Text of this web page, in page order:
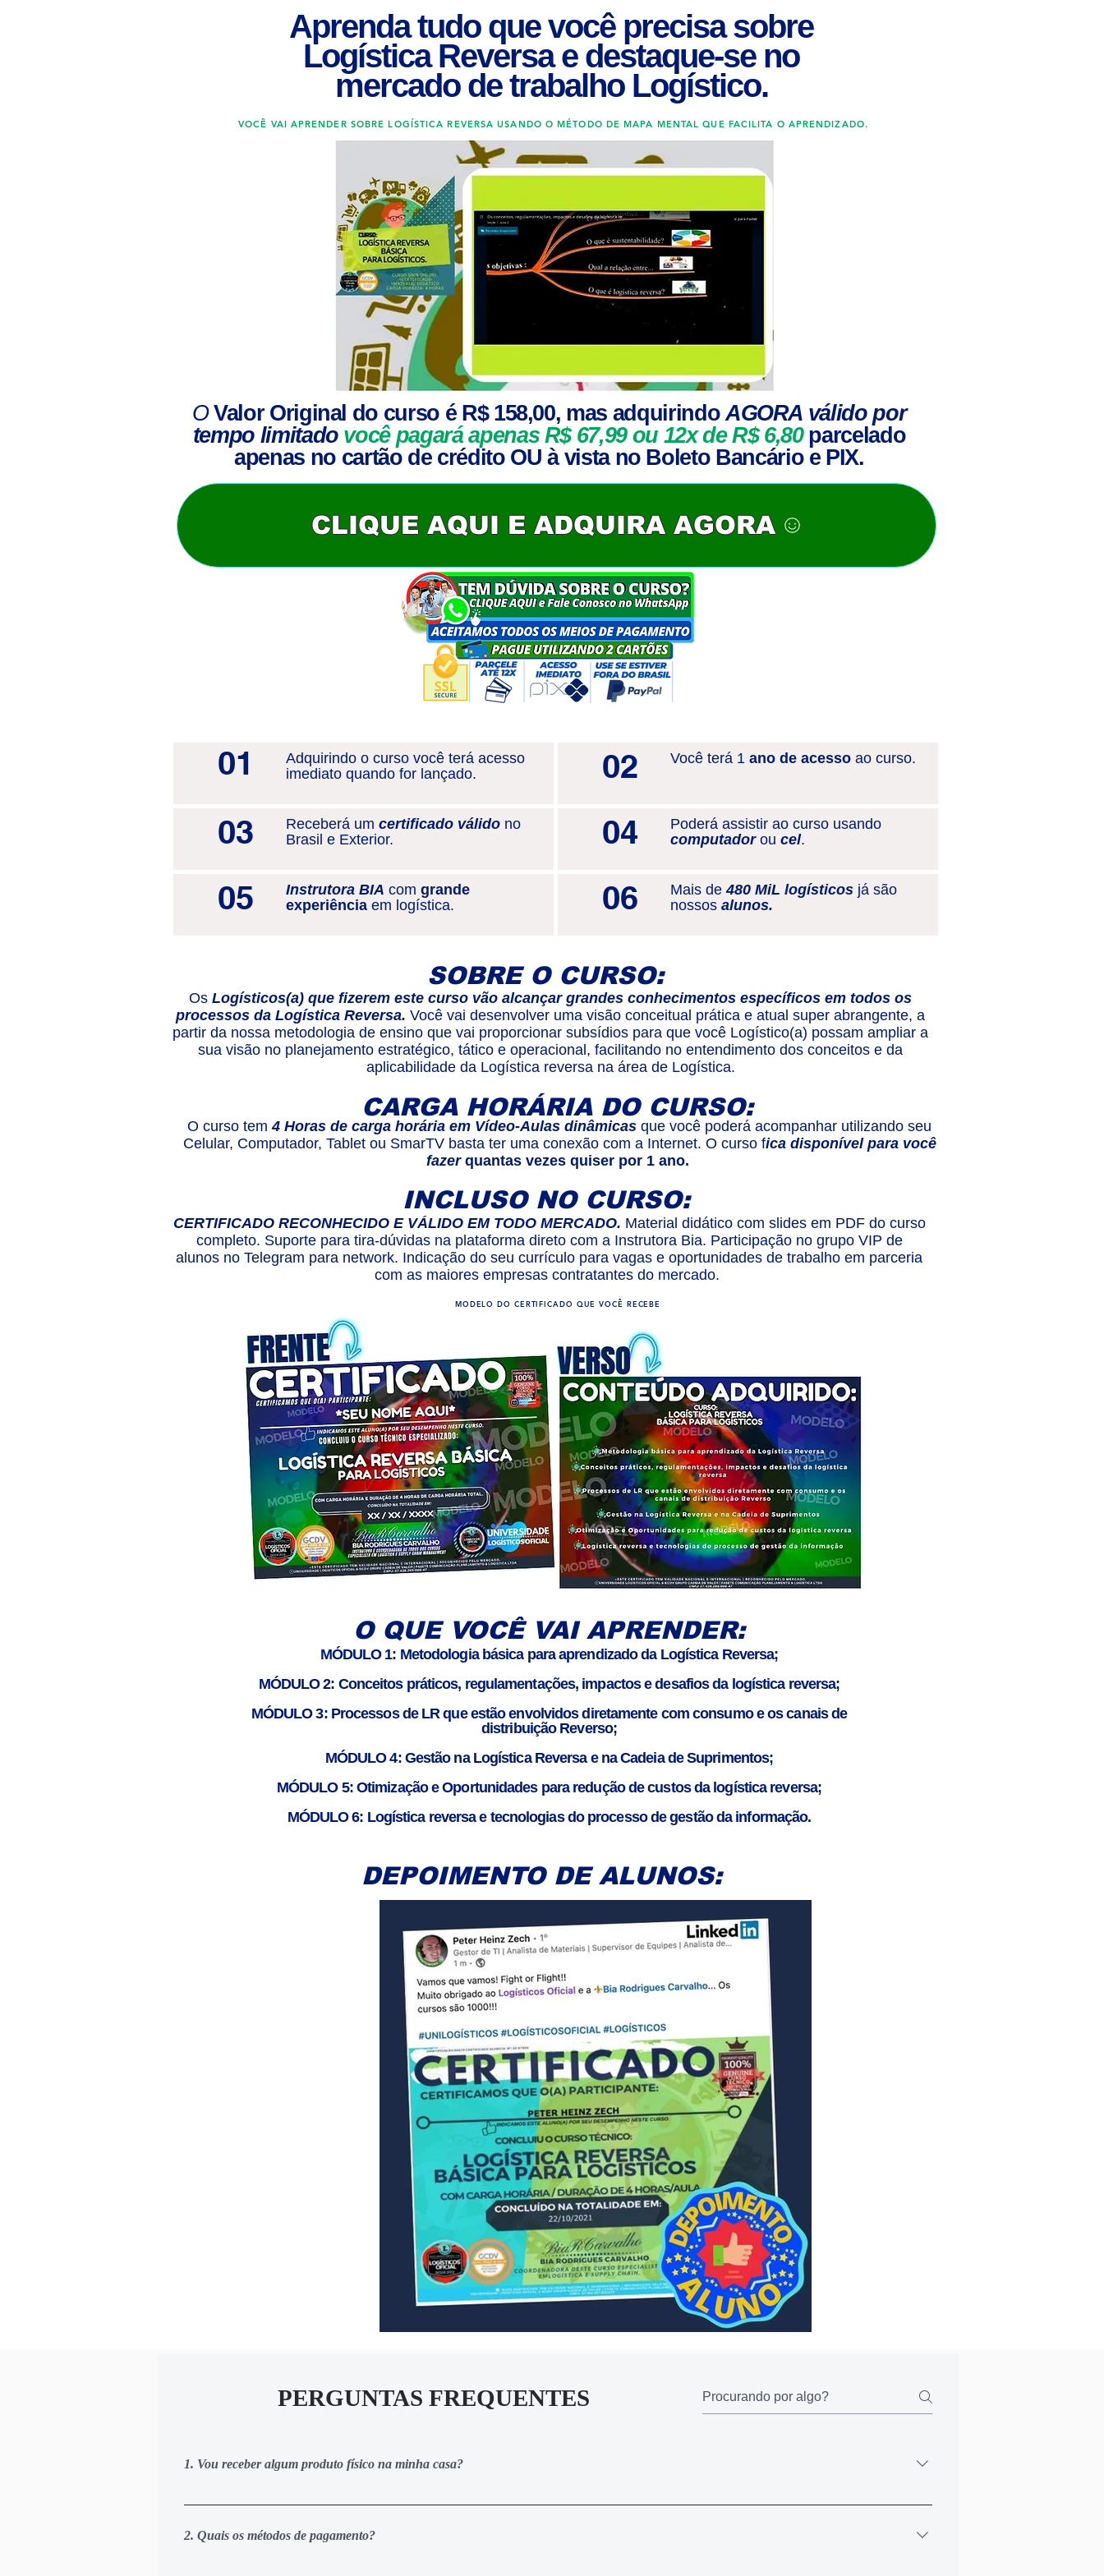
Aprenda tudo que você precisa sobre
Logística Reversa e destaque-se no
mercado de trabalho Logístico.
VOCÊ VAI APRENDER SOBRE LOGÍSTICA REVERSA USANDO O MÉTODO DE MAPA MENTAL QUE FACILITA O APRENDIZADO.
OValor Original do curso é R$ 158,00, mas adquirindoAGORA válido por
tempo limitado você pagará apenas R$ 67,99 ou 12x de R$ 6,80 parcelado
apenas no cartão de crédito OU à vista no Boleto Bancário e PIX.
CLIQUE AQUI E ADQUIRA AGORA
01
Adquirindo o curso você terá acesso
imediato quando for lançado.
03 Receberá um certificado válido no
Brasil e Exterior.
05 Instrutora BIA com grande
experiência em logística.
02 Você terá 1 ano de acesso ao curso.
04
Poderá assistir ao curso usando
computadorou cel.
06 Mais de480 MiL logísticos já são
nossos alunos.
SOBRE O CURSO:
Os Logísticos(a) que fizerem este curso vão alcançar grandes conhecimentos específicos em todos os
processos da Logística Reversa. Você vai desenvolver uma visão conceitual prática e atual super abrangente, a
partir da nossa metodologia de ensino que vai proporcionar subsídios para que você Logístico(a) possam ampliar a
sua visão no planejamento estratégico, tático e operacional, facilitando no entendimento dos conceitos e da
aplicabilidade da Logística reversa na área de Logística.
CARGA HORÁRIA DO CURSO:
O curso tem4 Horas de carga horária em Vídeo-Aulas dinâmicas que você poderá acompanhar utilizando seu
Celular, Computador, Tablet ou SmarTV basta ter uma conexão com a Internet. O curso fica disponível para você
fazer quantas vezes quiser por 1 ano.
INCLUSO NO CURSO:
CERTIFICADO RECONHECIDO E VÁLIDO EM TODO MERCADO. Material didático com slides em PDF do curso
completo. Suporte para tira-dúvidas na plataforma direto com a Instrutora Bia. Participação no grupo VIP de
alunos no Telegram para network. Indicação do seu currículo para vagas e oportunidades de trabalho em parceria
com as maiores empresas contratantes do mercado.
MODELO DO CERTIFICADO QUE VOCÊ RECEBE
O QUE VOCÊ VAI APRENDER:
MÓDULO 1: Metodologia básica para aprendizado da Logística Reversa;
MÓDULO 2: Conceitos práticos, regulamentações, impactos e desafios da logística reversa;
MÓDULO 3: Processos de LR que estão envolvidos diretamente com consumo e os canais de
distribuição Reverso;
MÓDULO 4: Gestão na Logística Reversa e na Cadeia de Suprimentos;
MÓDULO 5: Otimização e Oportunidades para redução de custos da logística reversa;
MÓDULO 6: Logística reversa e tecnologias do processo de gestão da informação.
DEPOIMENTO DE ALUNOS:
PERGUNTAS FREQUENTES
1. Vou receber algum produto físico na minha casa?
Não. Todo o conteúdo do treinamento é 100% online. Assim que realizar a sua inscrição, você receberá um email, onde terá o acesso a
2. Quais os métodos de pagamento?